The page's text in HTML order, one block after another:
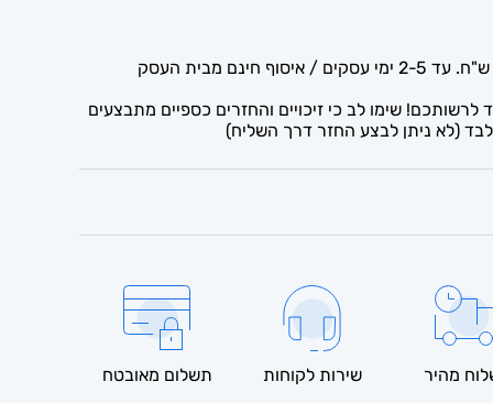
לרשותכם! שימו לב כי זיכויים והחזרים כספיים מתבצעים
(לא ניתן לבצע החזר דרך השליח)
מהיר שירות לקוחות תשלום מאובטח